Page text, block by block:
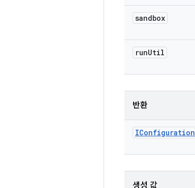
sandbox
runUtil
반환
IConfiguration
생성 값